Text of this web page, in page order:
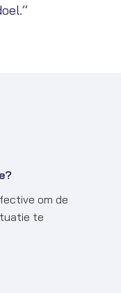
om de
te